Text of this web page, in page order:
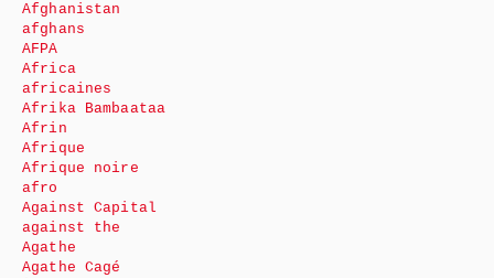
Afghanistan
afghans
AFPA
Africa
africaines
Afrika Bambaataa
Afrin
Afrique
Afrique noire
afro
Against Capital
against the
Agathe
Agathe Cagé